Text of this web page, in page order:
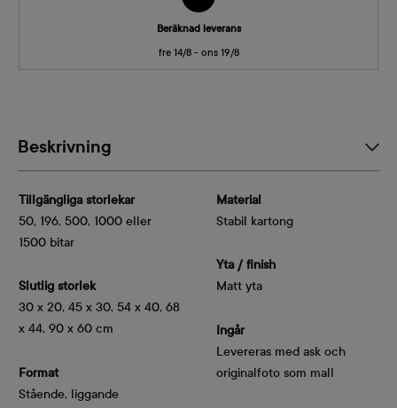
Beräknad leverans
fre 14/8 - ons 19/8
Beskrivning
Tillgängliga storlekar
50, 196, 500, 1000 eller
1500 bitar
Slutlig storlek
30 x 20, 45 x 30, 54 x 40, 68
x 44, 90 x 60 cm
Format
Stående, liggande
Material
Stabil kartong
Yta / finish
Matt yta
Ingår
Levereras med ask och
originalfoto som mall